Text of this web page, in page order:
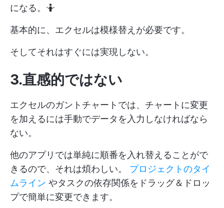
になる。🤷
基本的に、エクセルは模様替えが必要です。
そしてそれはすぐには実現しない。
3.直感的ではない
エクセルのガントチャートでは、チャートに変更
を加えるには手動でデータを入力しなければなら
ない。
他のアプリでは単純に順番を入れ替えることがで
きるので、それは煩わしい。 プロジェクトのタイ
ムライン やタスクの依存関係をドラッグ＆ドロッ
プで簡単に変更できます。